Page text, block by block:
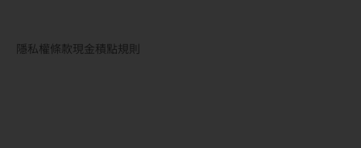
隱私權條款現金積點規則